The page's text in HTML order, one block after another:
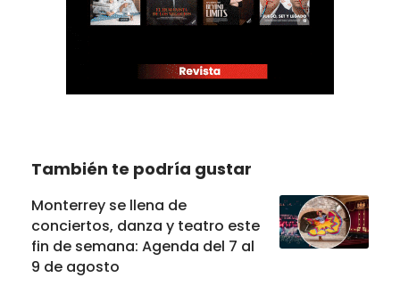
También te podría gustar
Monterrey se llena de
conciertos, danza y teatro este
fin de semana: Agenda del 7 al
9 de agosto